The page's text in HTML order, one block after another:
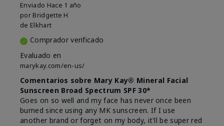
Enviado Hace 1 año
por Bridgette H
de Elkhart
Comprador verificado
Evaluado en
marykay.com/en-us/
Comentarios sobre Mary Kay® Mineral Facial
Sunscreen Broad Spectrum SPF 30*
Goes on so well and my face has never once been
burned since using any MK sunscreen. If I use
another brand or forget on my body, it'll be super red